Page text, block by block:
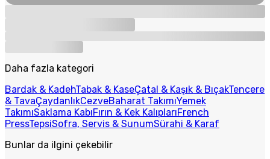
Daha fazla kategori
Bardak & KadehTabak & KaseÇatal & Kaşık & BıçakTencere
& TavaÇaydanlıkCezveBaharat TakımıYemek
TakımıSaklama KabıFırın & Kek KalıplarıFrench
PressTepsiSofra, Servis & SunumSürahi & Karaf
Bunlar da ilgini çekebilir